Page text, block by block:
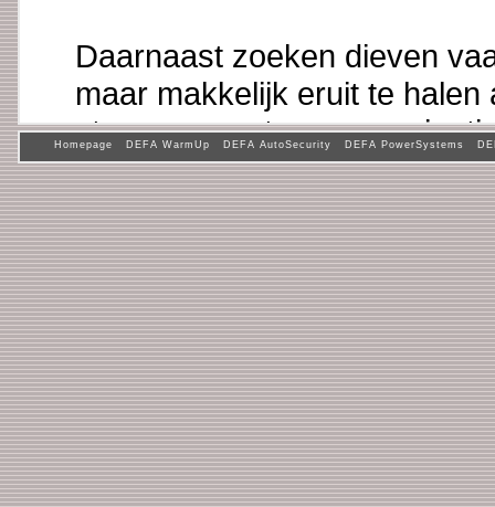
Daarnaast zoeken dieven
maar makkelijk eruit te halen
stereoapparatuur en
Na de inbraak zijn er altijd
bezittingen vergoed door de
betaald moet worden? Hoe
foto's in uw camera of de
meeste gevallen zijn deze
Homepage DEFA WarmUp DEFA AutoSecurity DEFA PowerSystems